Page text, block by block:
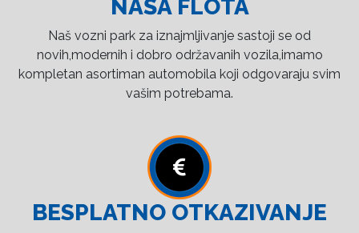
NAŠA FLOTA
Naš vozni park za iznajmljivanje sastoji se od
novih,modernih i dobro održavanih vozila,imamo
kompletan asortiman automobila koji odgovaraju svim
vašim potrebama.
BESPLATNO OTKAZIVANJE